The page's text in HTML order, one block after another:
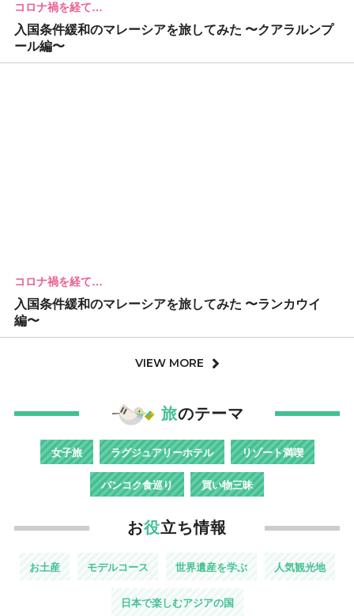
コロナ禍を経て…
入国条件緩和のマレーシアを旅してみた 〜クアラルンプ
ール編〜
コロナ禍を経て…
入国条件緩和のマレーシアを旅してみた 〜ランカウイ
編〜
VIEW MORE
旅のテーマ
女子旅 ラグジュアリーホテル リゾート満喫
バンコク食巡り 買い物三昧
お役立ち情報
お土産 モデルコース 世界遺産を学ぶ 人気観光地
日本で楽しむアジアの国